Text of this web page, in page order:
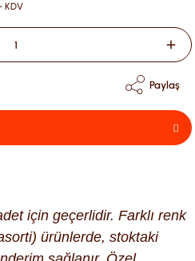
KDV
Paylaş
için geçerlidir. Farklı renk
ürünlerde, stoktaki